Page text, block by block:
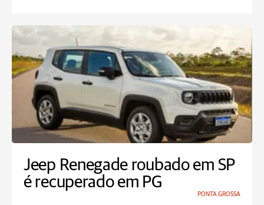
Jeep Renegade roubado em SP
é recuperado em PG
PONTA GROSSA